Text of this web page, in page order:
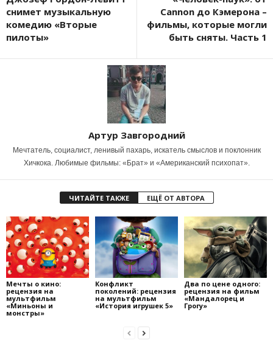
снимет музыкальную
комедию «Вторые
пилоты»
Cannon до Кэмерона –
фильмы, которые могли
быть сняты. Часть 1
Артур Завгородний
Мечтатель, социалист, ленивый пахарь, искатель смыслов и поклонник
Хичкока. Любимые фильмы: «Брат» и «Американский психопат».
ЧИТАЙТЕ ТАКЖЕ ЕЩЁ ОТ АВТОРА
Мечты о кино:
рецензия на
мультфильм
«Миньоны и
монстры»
Конфликт
поколений: рецензия
на мультфильм
«История игрушек 5»
Два по цене одного:
рецензия на фильм
«Мандалорец и
Грогу»